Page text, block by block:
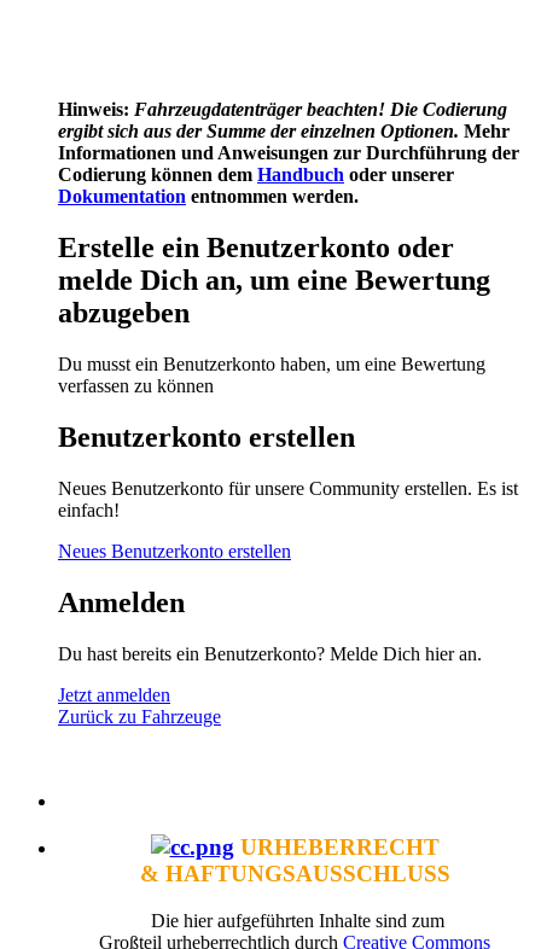
Hinweis: Fahrzeugdatenträgerbeachten! Die Codierung
ergibt sich aus der Summe der einzelnen Optionen. Mehr
Informationen und Anweisungen zur Durchführung der
Codierung können dem Handbuch oder unserer
Dokumentation entnommen werden.
Erstelle ein Benutzerkonto oder
melde Dich an, um eine Bewertung
abzugeben
Du musst ein Benutzerkonto haben, um eine Bewertung
verfassen zu können
Benutzerkonto erstellen
Neues Benutzerkonto für unsere Community erstellen. Es ist
einfach!
Neues Benutzerkonto erstellen
Anmelden
Du hast bereits ein Benutzerkonto? Melde Dich hier an.
Jetzt anmelden
Zurück zu Fahrzeuge
URHEBERRECHT
& HAFTUNGSAUSSCHLUSS
Die hier aufgeführten Inhalte sind zum
Großteil urheberrechtlich durch Creative Commons